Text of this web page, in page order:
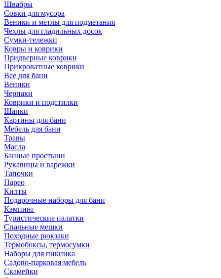
Швабры
Совки для мусора
Веники и метлы для подметания
Чехлы для гладильных досок
Сумки-тележки
Ковры и коврики
Придверные коврики
Прикроватные коврики
Все для бани
Веники
Черпаки
Коврики и подстилки
Шапки
Картины для бани
Мебель для бани
Травы
Масла
Банные простыни
Рукавицы и варежки
Тапочки
Парео
Килты
Подарочные наборы для бани
Кэмпинг
Туристические палатки
Спальные мешки
Походные рюкзаки
Термобоксы, термосумки
Наборы для пикника
Садово-парковая мебель
Скамейки